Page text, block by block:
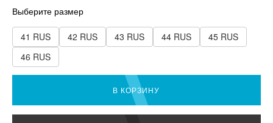
Выберите размер
41 RUS 42 RUS 43 RUS 44 RUS
45 RUS
46 RUS
В КОРЗИНУ